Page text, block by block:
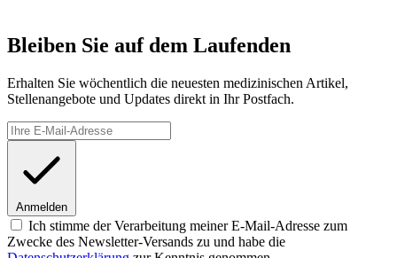
Bleiben Sie auf dem Laufenden
Erhalten Sie wöchentlich die neuesten medizinischen Artikel,
Stellenangebote und Updates direkt in Ihr Postfach.
Anmelden
Ich stimme der Verarbeitung meiner E-Mail-Adresse zum
Zwecke des Newsletter-Versands zu und habe die